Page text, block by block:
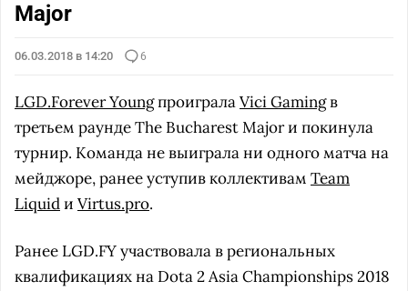
Major
06.03.2018 в 14:20 6
LGD.Forever YoungпроигралаVici Gamingв
третьем раунде The Bucharest Major и покинула
турнир. Команда не выиграла ни одного матча на
мейджоре, ранее уступив коллективам Team
Liquidи Virtus.pro.
Ранее LGD.FY участвовала в региональных
квалификациях на Dota 2 Asia Championships 2018